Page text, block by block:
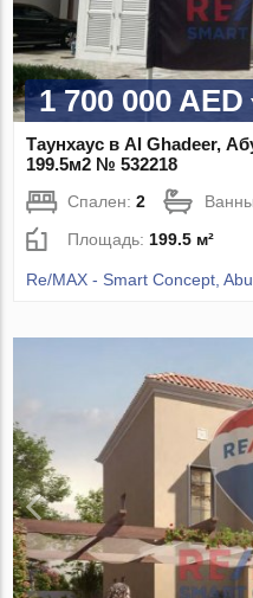
1 700 000 AED
Таунхаус в Al Ghadeer,
199.5м2 № 532218
Спален:2
Площадь: 199.5 м²
Re/MAX - Smart Concept,